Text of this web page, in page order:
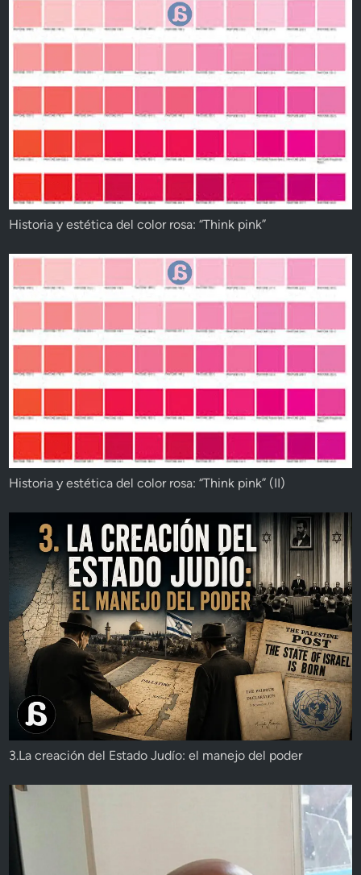
Historia y estética del color rosa: “Think pink”
Historia y estética del color rosa: “Think pink” (II)
3.La creación del Estado Judío: el manejo del poder